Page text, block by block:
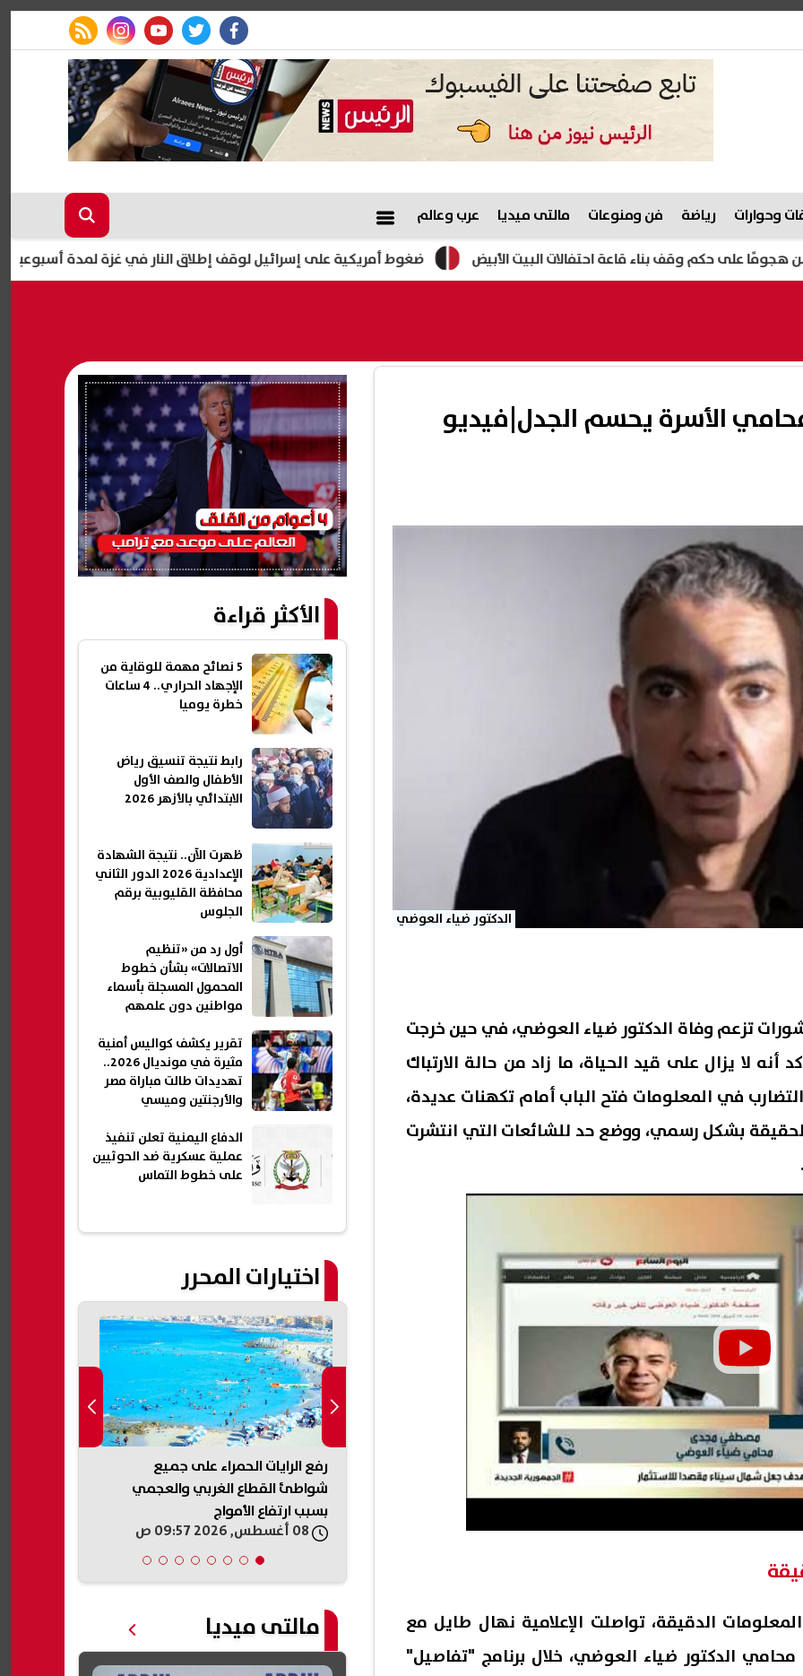
facebook
twitter
youtube
instagram
rss feed
وحوارات رياضة فن ومنوعات مالتى ميديا عرب وعالم
5 نصائح مهمة للوقاية من الإجهاد الحراري.. 4 ساعات خطرة يوميا ضغوط أمريكية على إسرائيل لوقف إطلاق النار في غزة لمدة أسبوعين وقف بناء قاعة احتفالات البيت الأبيض
الأسرة يحسم الجدل|فيديو
الدكتور ضياء العوضي
تزعم وفاة الدكتور ضياء العوضي، في حين خرجت
لا يزال على قيد الحياة، ما زاد من حالة الارتباك
في المعلومات فتح الباب أمام تكهنات عديدة،
بشكل رسمي، ووضع حد للشائعات التي انتشرت
الدقيقة، تواصلت الإعلامية نهال طايل مع
الدكتور ضياء العوضي، خلال برنامج "تفاصيل"
الأكثر قراءة
5 نصائح مهمة للوقاية من
الإجهاد الحراري.. 4 ساعات
خطرة يوميا
رابط نتيجة تنسيق رياض
الأطفال والصف الأول
الابتدائي بالأزهر 2026
ظهرت الآن.. نتيجة الشهادة
الإعدادية 2026 الدور الثاني
محافظة القليوبية برقم
الجلوس
أول رد من «تنظيم
الاتصالات» بشأن خطوط
المحمول المسجلة بأسماء
مواطنين دون علمهم
تقرير يكشف كواليس أمنية
مثيرة في مونديال 2026..
تهديدات طالت مباراة مصر
والأرجنتين وميسي
الدفاع اليمنية تعلن تنفيذ
عملية عسكرية ضد الحوثيين
على خطوط التماس
اختيارات المحرر
أمريكية على إسرائيل لوقف
النار في غزة لمدة أسبوعين
«عار وطني».. ترامب يشن هجومًا
على حكم وقف بناء قاعة احتفالات
08 أغسطس, 2026 05:54 ص
رفع الرايات الحمراء على جميع
شواطئ القطاع الغربي والعجمي
بسبب ارتفاع الأمواج
مالتى ميديا